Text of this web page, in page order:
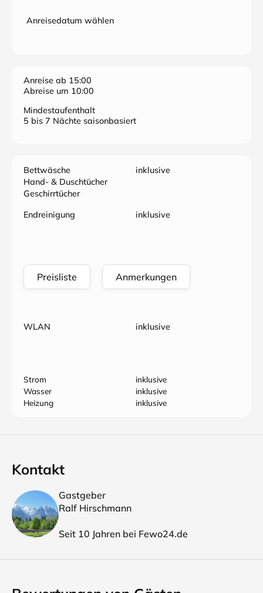
Anreisedatum wählen
Anreise ab 15:00
Abreise um 10:00
Mindestaufenthalt
5 bis 7 Nächte saisonbasiert
Bettwäsche
Hand- & Duschtücher
Geschirrtücher
inklusive
Endreinigung inklusive
Preisliste Anmerkungen
WLAN inklusive
Strom
inklusive
Wasser
inklusive
Heizung
inklusive
Kontakt
Gastgeber
Ralf Hirschmann
Seit 10 Jahren bei Fewo24.de